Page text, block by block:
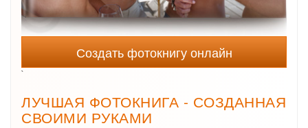
Создать фотокнигу онлайн
`
ЛУЧШАЯ ФОТОКНИГА - СОЗДАННАЯ
СВОИМИ РУКАМИ